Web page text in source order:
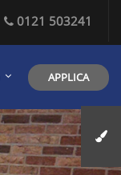
0121 503241
APPLICA